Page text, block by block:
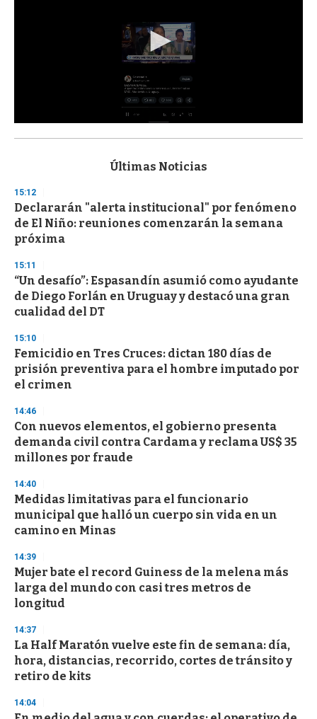
s
d
s
o
f
3
s
e
o
n
Últimas Noticias
15:12
Declararán "alerta institucional" por fenómeno
de El Niño: reuniones comenzarán la semana
próxima
15:11
“Un desafío”: Espasandín asumió como ayudante
de Diego Forlán en Uruguay y destacó una gran
cualidad del DT
15:10
Femicidio en Tres Cruces: dictan 180 días de
prisión preventiva para el hombre imputado por
el crimen
14:46
Con nuevos elementos, el gobierno presenta
demanda civil contra Cardama y reclama US$ 35
millones por fraude
14:40
Medidas limitativas para el funcionario
municipal que halló un cuerpo sin vida en un
camino en Minas
14:39
Mujer bate el record Guiness de la melena más
larga del mundo con casi tres metros de
longitud
14:37
La Half Maratón vuelve este fin de semana: día,
hora, distancias, recorrido, cortes de tránsito y
retiro de kits
14:04